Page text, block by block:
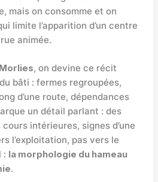
mais on consomme et on
limite l’apparition d’un centre
animée.
Morlies, on devine ce récit
bâti : fermes regroupées,
d’une route, dépendances
un détail parlant : des
intérieures, signes d’une
l’exploitation, pas vers le
: la morphologie du hameau
.